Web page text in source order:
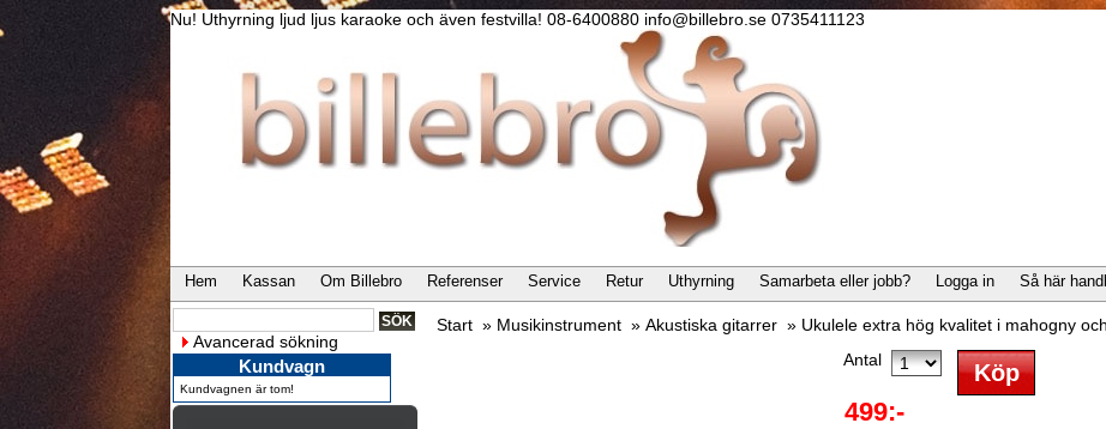
Nu! Uthyrning ljud ljus karaoke och även festvilla! 08-6400880 info@billebro.se 0735411123
Hem Kassan Om Billebro Referenser Service Retur Uthyrning Samarbeta eller jobb? Logga in Så här
Avancerad sökning
Kundvagn
Kundvagnen är tom!
Start » Musikinstrument »Akustiska gitarrer » Ukulele extra hög kvalitet i mahogny
Antal
499:-